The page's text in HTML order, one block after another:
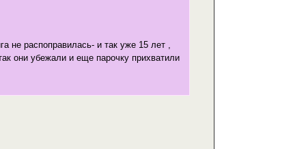
не распоправилась- и так уже 15 лет ,
они убежали и еще парочку прихватили